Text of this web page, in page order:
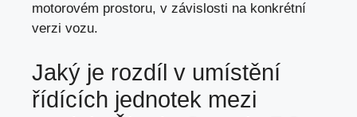
motorovém prostoru, v závislosti na konkrétní
verzi vozu.
Jaký je rozdíl v umístění
řídících jednotek mezi